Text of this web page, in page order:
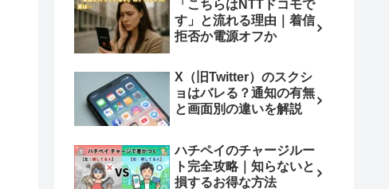
「こちらはNTTドコモで
す」と流れる理由｜着信
拒否か電源オフか
X（旧Twitter）のスクシ
ョはバレる？通知の有無
と画面別の違いを解説
ハチペイのチャージルー
ト完全攻略｜知らないと
損するお得な方法